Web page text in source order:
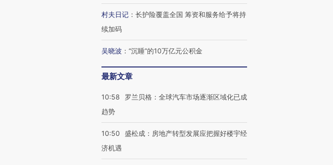
村夫日记 ： 长护险覆盖全国 筹资和服务给予将持
续加码
吴晓波 ： “沉睡”的10万亿元公积金
最新文章
10:58
罗兰贝格：全球汽车市场逐渐区域化已成
趋势
10:50
盛松成：房地产转型发展应把握好楼宇经
济机遇